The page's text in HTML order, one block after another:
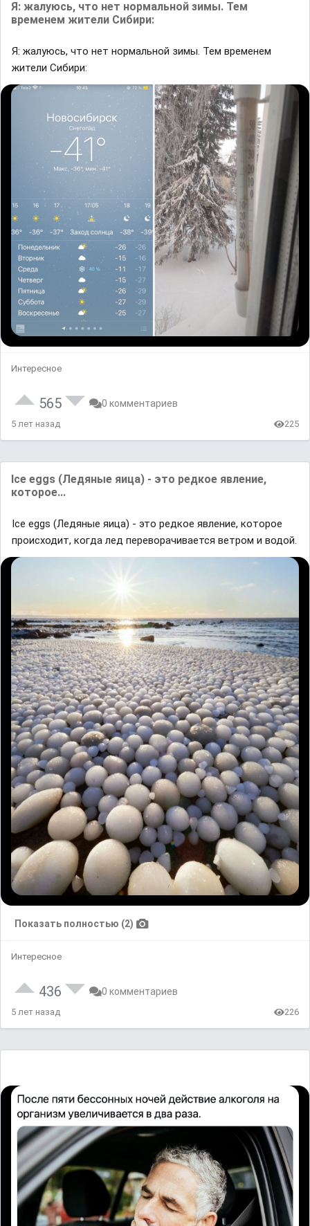
Я: жалуюсь, что нет нормальной зимы. Тем
временем жители Сибири:
Я: жалуюсь, что нет нормальной зимы. Тем временем
жители Сибири:
Интересное
565 0 комментариев
5 лет назад 225
Ice eggs (Ледяные яица) - это редкое явление,
которое...
Ice eggs (Ледяные яица) - это редкое явление, которое
происходит, когда лед переворачивается ветром и водой.
Показать полностью (2)
Интересное
436 0 комментариев
5 лет назад 226